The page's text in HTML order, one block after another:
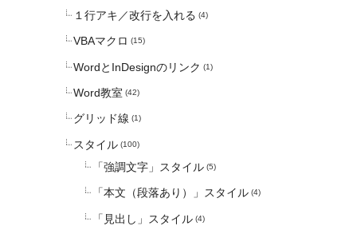
１行アキ／改行を入れる (4)
VBAマクロ (15)
WordとInDesignのリンク (1)
Word教室 (42)
グリッド線 (1)
スタイル (100)
「強調文字」スタイル (5)
「本文（段落あり）」スタイル (4)
「見出し」スタイル (4)